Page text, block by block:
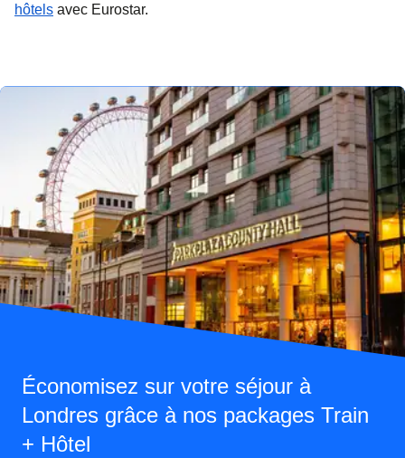
hôtels avec Eurostar.
Économisez sur votre séjour à
Londres grâce à nos packages Train
+ Hôtel